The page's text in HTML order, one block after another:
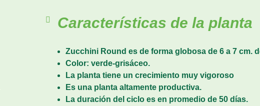
Características de la planta
Zucchini Round es de forma globosa de 6 a 7 cm.
Color: verde-grisáceo.
La planta tiene un crecimiento muy vigoroso
Es una planta altamente productiva.
La duración del ciclo es en promedio de 50 días.